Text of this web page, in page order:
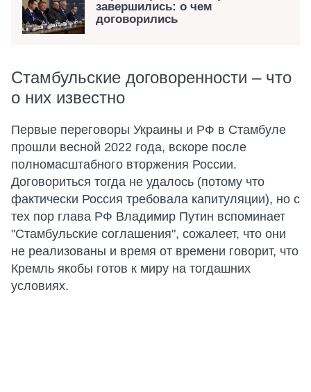
завершились: о чем
договорились
Стамбульские договоренности – что
о них известно
Первые переговоры Украины и РФ в Стамбуле
прошли весной 2022 года, вскоре после
полномасштабного вторжения России.
Договориться тогда не удалось (потому что
фактически Россия требовала капитуляции), но с
тех пор глава РФ Владимир Путин вспоминает
"Стамбульские соглашения", сожалеет, что они
не реализованы и время от времени говорит, что
Кремль якобы готов к миру на тогдашних
условиях.